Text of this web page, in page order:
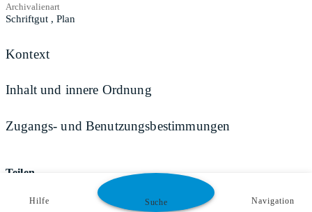
Archivalienart
Schriftgut , Plan
Kontext
Inhalt und innere Ordnung
Zugangs- und Benutzungsbestimmungen
Teilen
Hilfe Suche Navigation